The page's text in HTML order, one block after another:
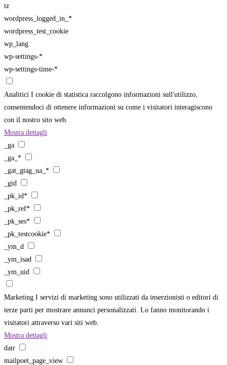
tz
wordpress_logged_in_*
wordpress_test_cookie
wp_lang
wp-settings-*
wp-settings-time-*
Analitici I cookie di statistica raccolgono informazioni sull'utilizzo,
consentendoci di ottenere informazioni su come i visitatori interagiscono
con il nostro sito web.
Mostra dettagli
_ga
_ga_*
_gat_gtag_ua_*
_gid
_pk_id*
_pk_ref*
_pk_ses*
_pk_testcookie*
_ym_d
_ym_isad
_ym_uid
Marketing I servizi di marketing sono utilizzati da inserzionisti o editori di
terze parti per mostrare annunci personalizzati. Lo fanno monitorando i
visitatori attraverso vari siti web.
Mostra dettagli
datr
mailpoet_page_view